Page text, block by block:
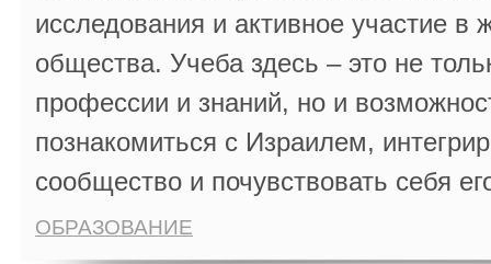
исследования и активное участие в
общества. Учеба здесь – это не
профессии и знаний, но и
познакомиться с Израилем,
сообщество и почувствовать себя
ОБРАЗОВАНИЕ